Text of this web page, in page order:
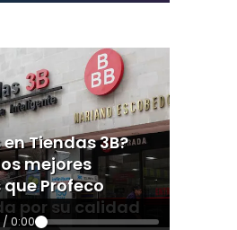
Tiendas 3B?
mejores
Profeco
por su calidad
/ 0:00